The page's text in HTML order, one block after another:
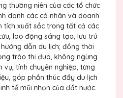
thường niên của các tổ chức
danh các cá nhân và doanh
tích xuất sắc trong tất cả các
lao động sáng tạo, lưu trú
dẫn du lịch; đồng thời
trào thi đua, không ngừng
tính chuyên nghiệp, từng
góp phần thúc đẩy du lịch
tế mũi nhọn của đất nước.